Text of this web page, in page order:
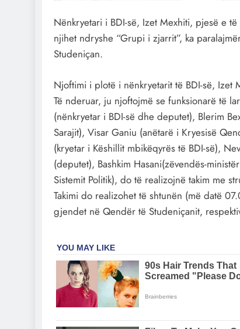
Nënkryetari i BDI-së, Izet Mexhiti, pjesë e
njihet ndryshe “Grupi i zjarrit”, ka
Studeniçan.
Njoftimi i plotë i nënkryetarit të BDI-së, Izet
Të nderuar, ju njoftojmë se funksionarë të
(nënkryetar i BDI-së dhe deputet), Blerim
Sarajit), Visar Ganiu (anëtarë i Kryesisë
(kryetar i Këshillit mbikëqyrës të BDI-së),
(deputet), Bashkim Hasani(zëvendës-
Sistemit Politik), do të realizojnë takim me
Takimi do realizohet të shtunën (më datë
gjendet në Qendër të Studeniçanit,